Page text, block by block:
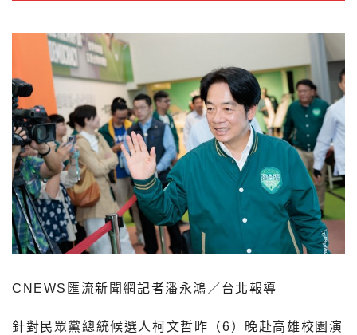
CNEWS匯流新聞網記者潘永鴻／台北報導
針對民眾黨總統候選人柯文哲昨（6）晚赴高雄校園演